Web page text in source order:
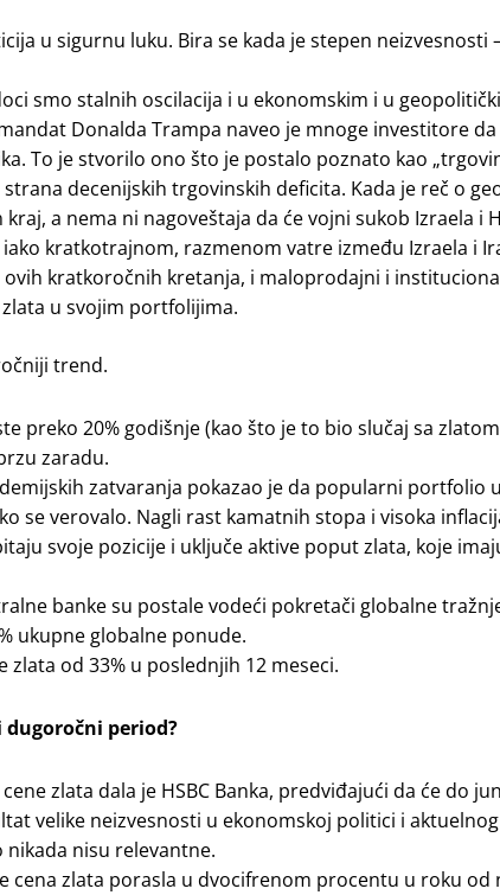
u sigurnu luku. Bira se kada je stepen neizvesnosti
smo stalnih oscilacija i u ekonomskim i u
Donalda Trampa naveo je mnoge investitore
To je stvorilo ono što je postalo poznato kao
decenijskih trgovinskih deficita. Kada je reč o
a nema ni nagoveštaja da će vojni sukob Izraela i
kratkotrajnom, razmenom vatre između Izraela i
kratkoročnih kretanja, i maloprodajni i
u svojim portfolijima.
trend.
preko 20% godišnje (kao što je to bio slučaj sa
zaradu.
zatvaranja pokazao je da popularni portfolio
se verovalo. Nagli rast kamatnih stopa i visoka
svoje pozicije i uključe aktive poput zlata, koje
banke su postale vodeći pokretači globalne
ukupne globalne ponude.
od 33% u poslednjih 12 meseci.
period?
zlata dala je HSBC Banka, predviđajući da će do
velike neizvesnosti u ekonomskoj politici i
nisu relevantne.
cena zlata porasla u dvocifrenom procentu u roku od